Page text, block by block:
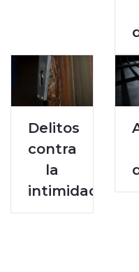
Delitos
contra
la
intimidad